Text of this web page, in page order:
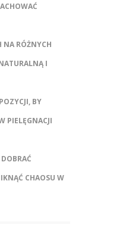
NA RÓŻNYCH
I
BY
PIELĘGNACJI
CHAOSU W